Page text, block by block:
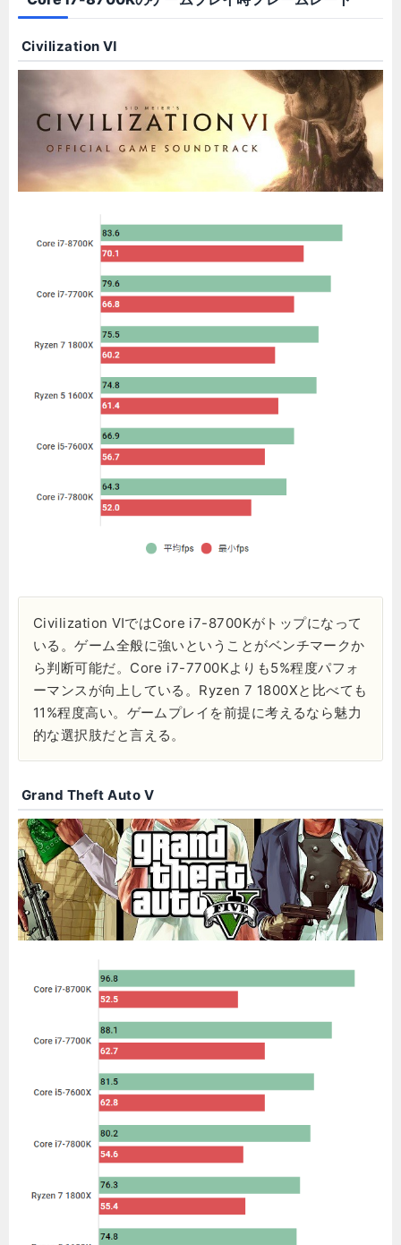
Civilization Ⅵ
Civilization ⅥではCore i7-8700Kがトップになって
いる。ゲーム全般に強いということがベンチマークか
ら判断可能だ。Core i7-7700Kよりも5%程度パフォ
ーマンスが向上している。Ryzen 7 1800Xと比べても
11%程度高い。ゲームプレイを前提に考えるなら魅力
的な選択肢だと言える。
Grand Theft Auto V